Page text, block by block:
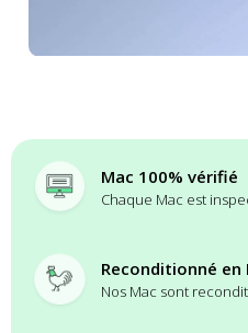
Mac 100% vérifié
Chaque Mac est
Reconditionné en
Nos Mac sont